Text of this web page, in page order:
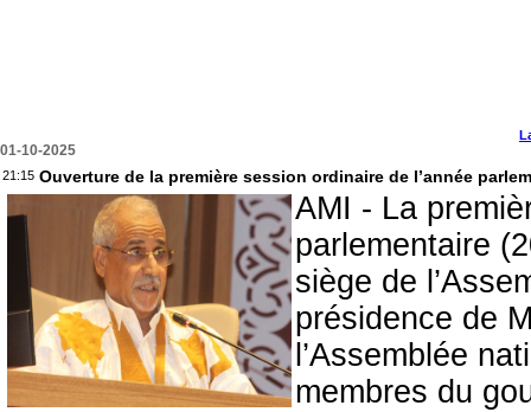
01-10-2025
21:15 Ouverture de la première session ordinaire de l’année
AMI - La
parlementaire
siège de
présidence de
l’Assemblée
membres du